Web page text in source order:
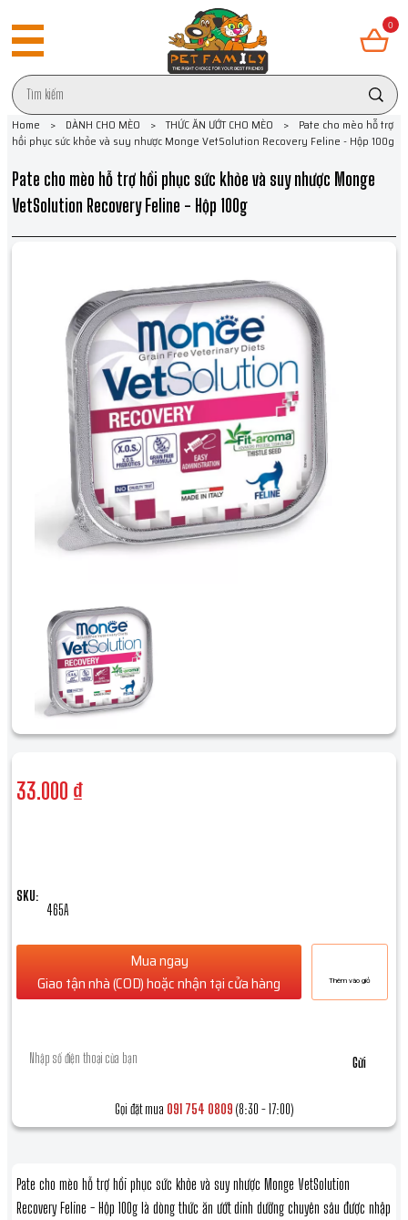
0
Home > DÀNH CHO MÈO > THỨC ĂN ƯỚT CHO MÈO >
Pate cho mèo hỗ trợ
hồi phục sức khỏe và suy nhược Monge VetSolution Recovery Feline - Hộp 100g
Pate cho mèo hỗ trợ hồi phục sức khỏe và suy nhược Monge
VetSolution Recovery Feline - Hộp 100g
33.000 ₫
Gọi đặt mua 091 754 0809 (8:30 - 17:00)
Mua ngay
Giao tận nhà (COD) hoặc nhận tại cửa hàng
SKU:
Gửi
Thêm vào giỏ
465A
Pate cho mèo hỗ trợ hồi phục sức khỏe và suy nhược Monge VetSolution
Recovery Feline - Hộp 100g là dòng thức ăn ướt dinh dưỡng chuyên sâu được nhập